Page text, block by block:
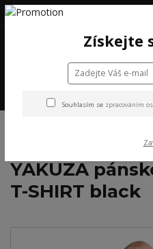
+420 777 199 652
YAKUZA
T-SHIRT black
Získejte
Souhlasím se zpracováním